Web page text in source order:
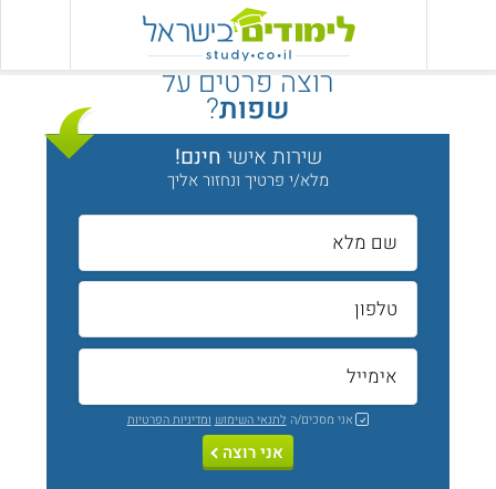
רוצה פרטים על
שפות?
שירות אישי חינם!
מלא/י פרטיך ונחזור אליך
אני מסכים/ה לתנאי השימוש ומדיניות הפרטיות
אני רוצה